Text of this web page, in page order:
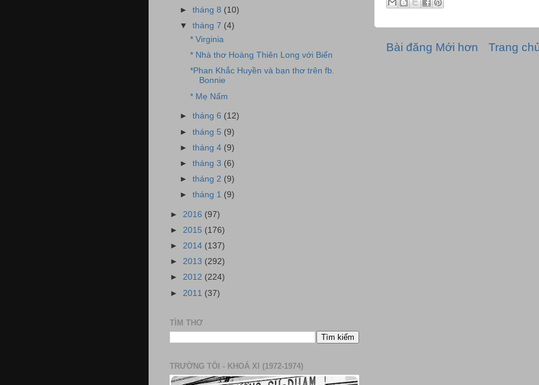
Bài đăng Mới hơn Trang
►tháng 8 (10)
▼tháng 7 (4)
* Virginia
* Nhà thơ Hoàng Thiên Long với Biển
*Phan Khắc Huyền và bạn thơ trên fb.
Bonnie
* Mẹ Nấm
►tháng 6 (12)
►tháng 5 (9)
►tháng 4 (9)
►tháng 3 (6)
►tháng 2 (9)
►tháng 1 (9)
► 2016 (97)
► 2015 (176)
► 2014 (137)
► 2013 (292)
► 2012 (224)
► 2011 (37)
TÌM THƠ
TRƯỜNG TÔI - KHOÁ XI (1972-1974)